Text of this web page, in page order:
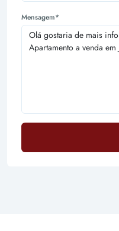
Mensagem*